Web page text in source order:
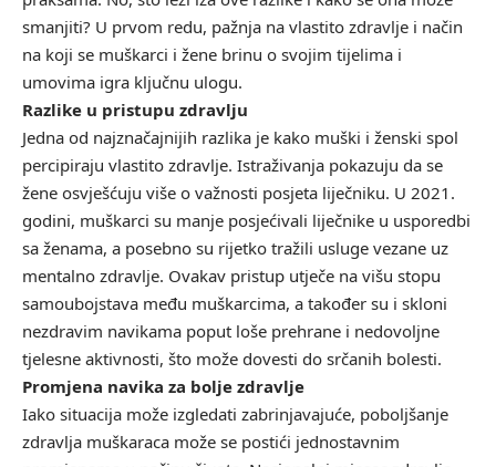
smanjiti? U prvom redu, pažnja na vlastito zdravlje i način
na koji se muškarci i žene brinu o svojim tijelima i
umovima igra ključnu ulogu.
Razlike u pristupu zdravlju
Jedna od najznačajnijih razlika je kako muški i ženski spol
percipiraju vlastito zdravlje. Istraživanja pokazuju da se
žene osvješćuju više o važnosti posjeta liječniku. U 2021.
godini, muškarci su manje posjećivali liječnike u usporedbi
sa ženama, a posebno su rijetko tražili usluge vezane uz
mentalno zdravlje. Ovakav pristup utječe na višu stopu
samoubojstava među muškarcima, a također su i skloni
nezdravim navikama poput loše prehrane i nedovoljne
tjelesne aktivnosti, što može dovesti do srčanih bolesti.
Promjena navika za bolje zdravlje
Iako situacija može izgledati zabrinjavajuće, poboljšanje
zdravlja muškaraca može se postići jednostavnim